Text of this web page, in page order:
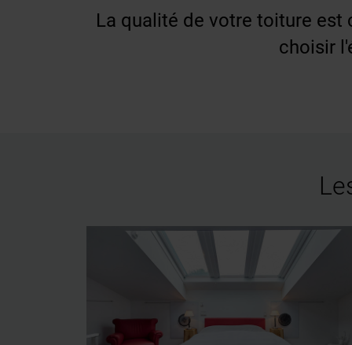
La qualité de votre toiture est
choisir